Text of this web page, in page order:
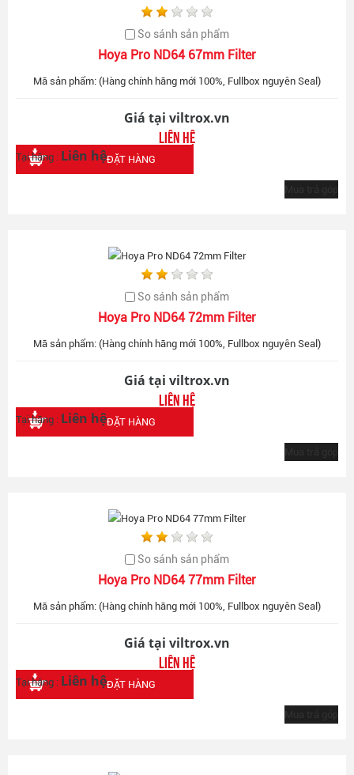
So sánh sản phẩm
Hoya Pro ND64 67mm Filter
Mã sản phẩm: (Hàng chính hãng mới 100%, Fullbox nguyên Seal)
Giá tại viltrox.vn
Liên hệ
Tại hãng : Liên hệĐẶT HÀNG
So sánh sản phẩm
Hoya Pro ND64 72mm Filter
Mã sản phẩm: (Hàng chính hãng mới 100%, Fullbox nguyên Seal)
Giá tại viltrox.vn
Liên hệ
Tại hãng : Liên hệĐẶT HÀNG
So sánh sản phẩm
Hoya Pro ND64 77mm Filter
Mã sản phẩm: (Hàng chính hãng mới 100%, Fullbox nguyên Seal)
Giá tại viltrox.vn
Liên hệ
Tại hãng : Liên hệĐẶT HÀNG